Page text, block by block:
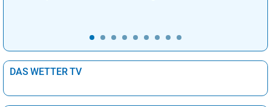
DAS WETTER TV